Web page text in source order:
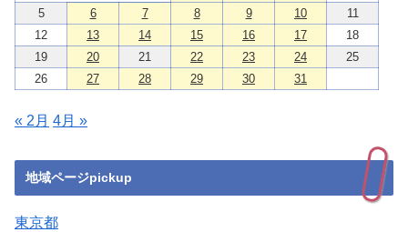
5
6 7 8 9 10
11
12
13 14 15 16 17
18
19
20 21 22 23 24
25
26
27 28 29 30 31
« 2月 4月 »
地域ページpickup
東京都